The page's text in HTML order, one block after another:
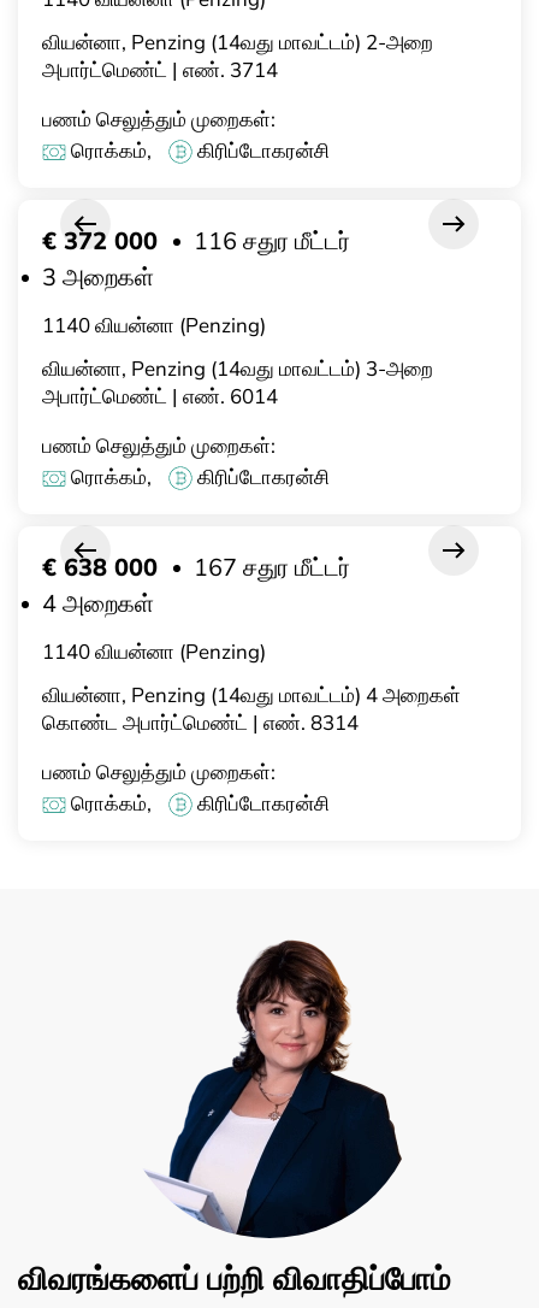
வியன்னா, Penzing (14வது மாவட்டம்) 2-அறை
அபார்ட்மெண்ட் | எண். 3714
பணம் செலுத்தும் முறைகள்:
ரொக்கம்,
கிரிப்டோகரன்சி
வியன்னா, Penzing (14வது மாவட்டம்) 3-அறை
அபார்ட்மெண்ட் | எண். 6014
€ 372 000
116 சதுர மீட்டர்
3 அறைகள்
1140 வியன்னா (Penzing)
பணம் செலுத்தும் முறைகள்:
ரொக்கம்,
கிரிப்டோகரன்சி
வியன்னா, Penzing (14வது மாவட்டம்) 4 அறைகள்
கொண்ட அபார்ட்மெண்ட் | எண். 8314
€ 638 000
167 சதுர மீட்டர்
4 அறைகள்
1140 வியன்னா (Penzing)
பணம் செலுத்தும் முறைகள்:
ரொக்கம்,
கிரிப்டோகரன்சி
விவரங்களைப் பற்றி விவாதிப்போம்